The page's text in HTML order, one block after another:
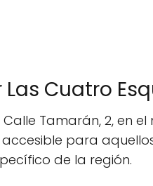
Cuatro
Tamarán, 2, en
accesible para
de la región.